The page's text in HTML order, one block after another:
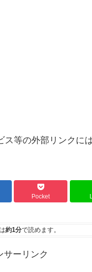
等の外部リンクに
Pocket
約1分で読めます。
サーリンク